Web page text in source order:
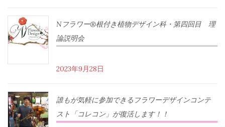
Nフラワー®根付き植物デザイン科・第四回目 理
論説明会
2023年9月28日
誰もが気軽に参加できるフラワーデザインコンテ
スト「コレコン」が復活します！！